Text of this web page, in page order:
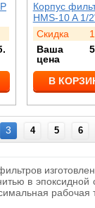
Корпус
HMS-10 A 1/
Скидка
Ваша
цена
В
3 4 5 6
в
рабочая